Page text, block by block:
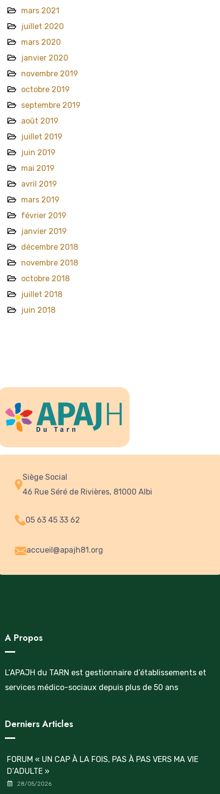
mars 2021
juillet 2020
mars 2020
janvier 2020
novembre 2019
octobre 2019
septembre 2019
août 2019
juillet 2019
juin 2019
mai 2019
avril 2019
mars 2019
février 2019
janvier 2019
décembre 2018
novembre 2018
octobre 2018
juillet 2018
juin 2018
Siège Social
46 Rue Séré de Rivières, 81000 Albi
05 63 45 33 62
accueil@apajh81.org
A Propos
L’APAJH du TARN est gestionnaire d’établissements et
services médico-sociaux depuis plus de 50 ans
Derniers Articles
FORUM « UN CAP À LA FOIS, PAS À PAS VERS MA VIE
D’ADULTE »
28/05/2026